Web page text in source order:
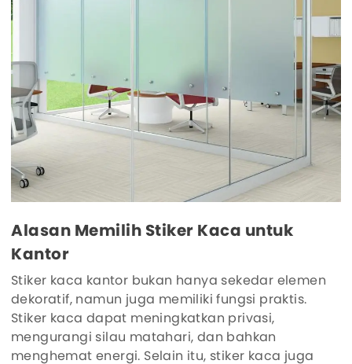
Alasan Memilih Stiker Kaca untuk
Kantor
Stiker kaca kantor bukan hanya sekedar elemen
dekoratif, namun juga memiliki fungsi praktis.
Stiker kaca dapat meningkatkan privasi,
mengurangi silau matahari, dan bahkan
menghemat energi. Selain itu, stiker kaca juga